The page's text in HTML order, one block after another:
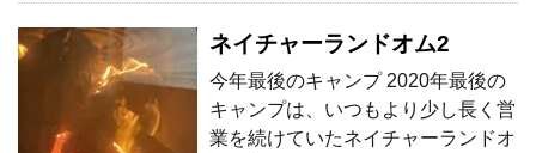
ネイチャーランドオム2
今年最後のキャンプ 2020年最後の
キャンプは、いつもより少し長く営
業を続けていたネイチャーランドオ